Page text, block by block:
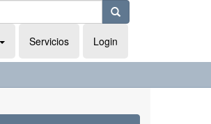
Servicios Login